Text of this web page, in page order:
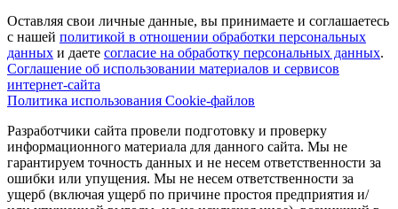
Оставляя свои личные данные, вы принимаете и соглашаетесь
с нашей политикой в отношении обработки персональных
данных и даете cогласие на обработку персональных данных.
Соглашение об использовании материалов и сервисов
интернет-сайта
Политика использования Cookie-файлов
Разработчики сайта провели подготовку и проверку
информационного материала для данного сайта. Мы не
гарантируем точность данных и не несем ответственности за
ошибки или упущения. Мы не несем ответственности за
ущерб (включая ущерб по причине простоя предприятия и/